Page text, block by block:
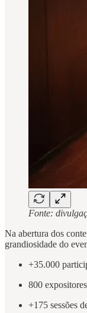
Fonte:
Na abertura dos
grandiosidade do
+35.000
800
+175 sessões